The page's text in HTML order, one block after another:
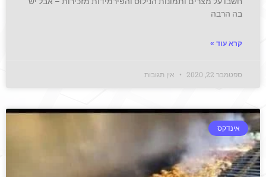
בה הרבה
קרא עוד »
ספטמבר 22, 2020 אין תגובות
אינדקס